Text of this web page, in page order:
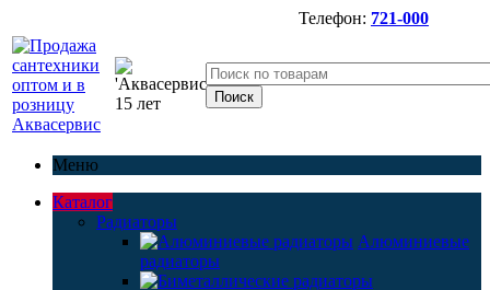
Телефон: 721-000
Меню
Каталог
Радиаторы
Алюминиевые
радиаторы